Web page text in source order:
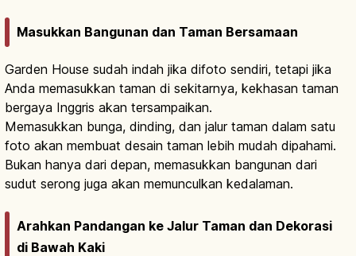
Masukkan Bangunan dan Taman Bersamaan
Garden House sudah indah jika difoto sendiri, tetapi jika
Anda memasukkan taman di sekitarnya, kekhasan taman
bergaya Inggris akan tersampaikan.
Memasukkan bunga, dinding, dan jalur taman dalam satu
foto akan membuat desain taman lebih mudah dipahami.
Bukan hanya dari depan, memasukkan bangunan dari
sudut serong juga akan memunculkan kedalaman.
Arahkan Pandangan ke Jalur Taman dan Dekorasi
di Bawah Kaki